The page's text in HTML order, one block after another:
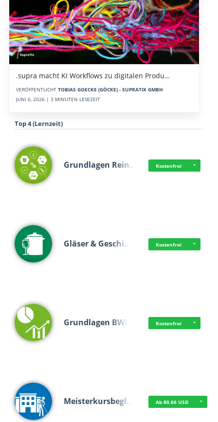
.supra macht KI Workflows zu digitalen Produ…
VERÖFFENTLICHT TOBIAS GOECKE (GÖCKE) - SUPRATIX GMBH
JUNI 6, 2026 | 3 MINUTEN LESEZEIT
Top 4 (Lernzeit)
Grundlagen Rein… Kostenfrei
Gläser & Geschi… Kostenfrei
Grundlagen BWL Kostenfrei
Meisterkursbegl… Ab 80,66 USD